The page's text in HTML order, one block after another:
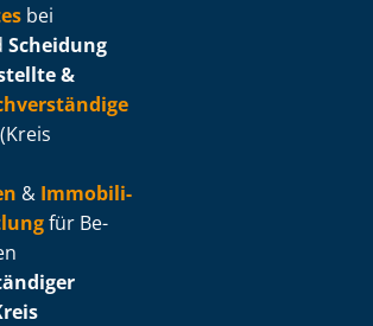
bei
Scheidung
&
& Im­mo­bi­li­
für Be­